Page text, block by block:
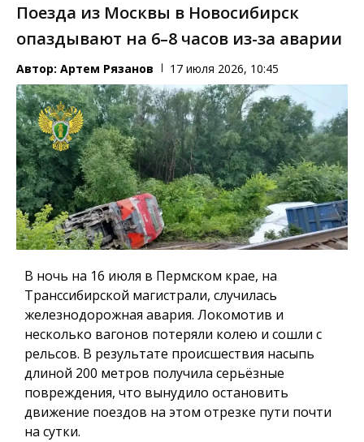
Поезда из Москвы в Новосибирск
опаздывают на 6–8 часов из-за аварии
Автор: Артем Рязанов 17 июля 2026, 10:45
В ночь на 16 июля в Пермском крае, на
Транссибирской магистрали, случилась
железнодорожная авария. Локомотив и
несколько вагонов потеряли колею и сошли с
рельсов. В результате происшествия насыпь
длиной 200 метров получила серьёзные
повреждения, что вынудило остановить
движение поездов на этом отрезке пути почти
на сутки.